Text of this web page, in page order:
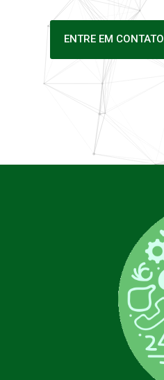
ENTRE EM CONTATO